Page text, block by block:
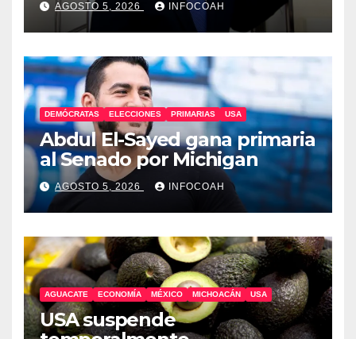
AGOSTO 5, 2026 INFOCOAH
DEMÓCRATAS ELECCIONES PRIMARIAS USA
Abdul El-Sayed gana primaria
al Senado por Michigan
AGOSTO 5, 2026 INFOCOAH
AGUACATE ECONOMÍA MÉXICO MICHOACÁN USA
USA suspende